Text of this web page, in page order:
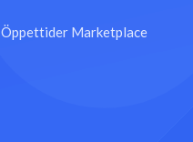
Öppettider Marketplace